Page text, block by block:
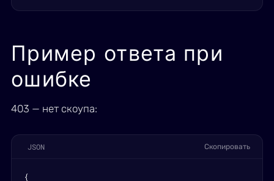
Пример ответа при
ошибке
403 — нет скоупа:
JSON Скопировать
{